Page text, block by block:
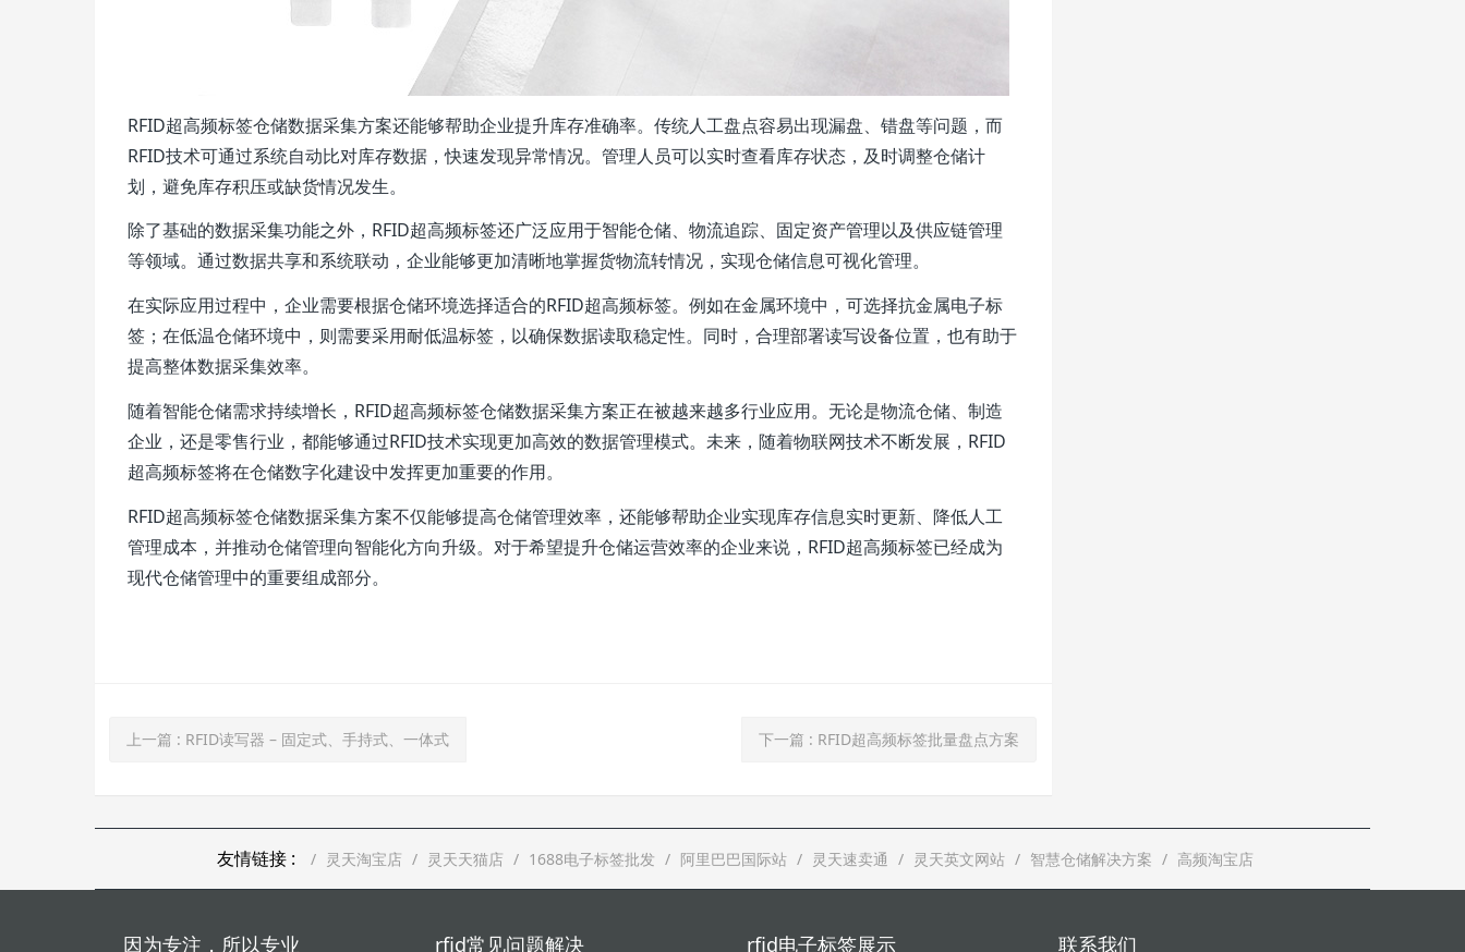
RFID超高频标签仓储数据采集方案还能够帮助企业提升库存准确率。传统人工盘点容易出现漏盘、错盘等问题，而
RFID技术可通过系统自动比对库存数据，快速发现异常情况。管理人员可以实时查看库存状态，及时调整仓储计
划，避免库存积压或缺货情况发生。
除了基础的数据采集功能之外，RFID超高频标签还广泛应用于智能仓储、物流追踪、固定资产管理以及供应链管理
等领域。通过数据共享和系统联动，企业能够更加清晰地掌握货物流转情况，实现仓储信息可视化管理。
在实际应用过程中，企业需要根据仓储环境选择适合的RFID超高频标签。例如在金属环境中，可选择抗金属电子标
签；在低温仓储环境中，则需要采用耐低温标签，以确保数据读取稳定性。同时，合理部署读写设备位置，也有助于
提高整体数据采集效率。
随着智能仓储需求持续增长，RFID超高频标签仓储数据采集方案正在被越来越多行业应用。无论是物流仓储、制造
企业，还是零售行业，都能够通过RFID技术实现更加高效的数据管理模式。未来，随着物联网技术不断发展，RFID
超高频标签将在仓储数字化建设中发挥更加重要的作用。
RFID超高频标签仓储数据采集方案不仅能够提高仓储管理效率，还能够帮助企业实现库存信息实时更新、降低人工
管理成本，并推动仓储管理向智能化方向升级。对于希望提升仓储运营效率的企业来说，RFID超高频标签已经成为
现代仓储管理中的重要组成部分。
上一篇 : RFID读写器 – 固定式、手持式、一体式 下一篇 : RFID超高频标签批量盘点方案
友情链接 : 灵天淘宝店 灵天天猫店 1688电子标签批发 阿里巴巴国际站 灵天速卖通 灵天英文网站 智慧仓储解决方案 高频淘宝店
因为专注，所以专业 rfid常见问题解决 rfid电子标签展示 联系我们